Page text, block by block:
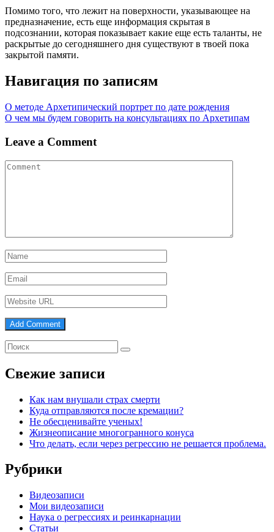
Помимо того, что лежит на поверхности, указывающее на
предназначение, есть еще информация скрытая в
подсознании, которая показывает какие еще есть таланты, не
раскрытые до сегодняшнего дня существуют в твоей пока
закрытой памяти.
Навигация по записям
О методе Архетипический портрет по дате рождения
О чем мы будем говорить на консультациях по Архетипам
Leave a Comment
Свежие записи
Как нам внушали страх смерти
Куда отправляются после кремации?
Не обесценивайте ученых!
Жизнеописание многогранного конуса
Что делать, если через регрессию не решается проблема.
Рубрики
Видеозаписи
Мои видеозаписи
Наука о регрессиях и реинкарнации
Статьи